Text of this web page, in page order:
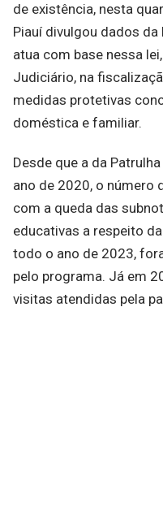
de existência, nesta
Piauí divulgou dados da
atua com base nessa
Judiciário, na
medidas protetivas
doméstica e familiar.
Desde que a da
ano de 2020, o número
com a queda das
educativas a respeito
todo o ano de 2023,
pelo programa. Já em
visitas atendidas pela